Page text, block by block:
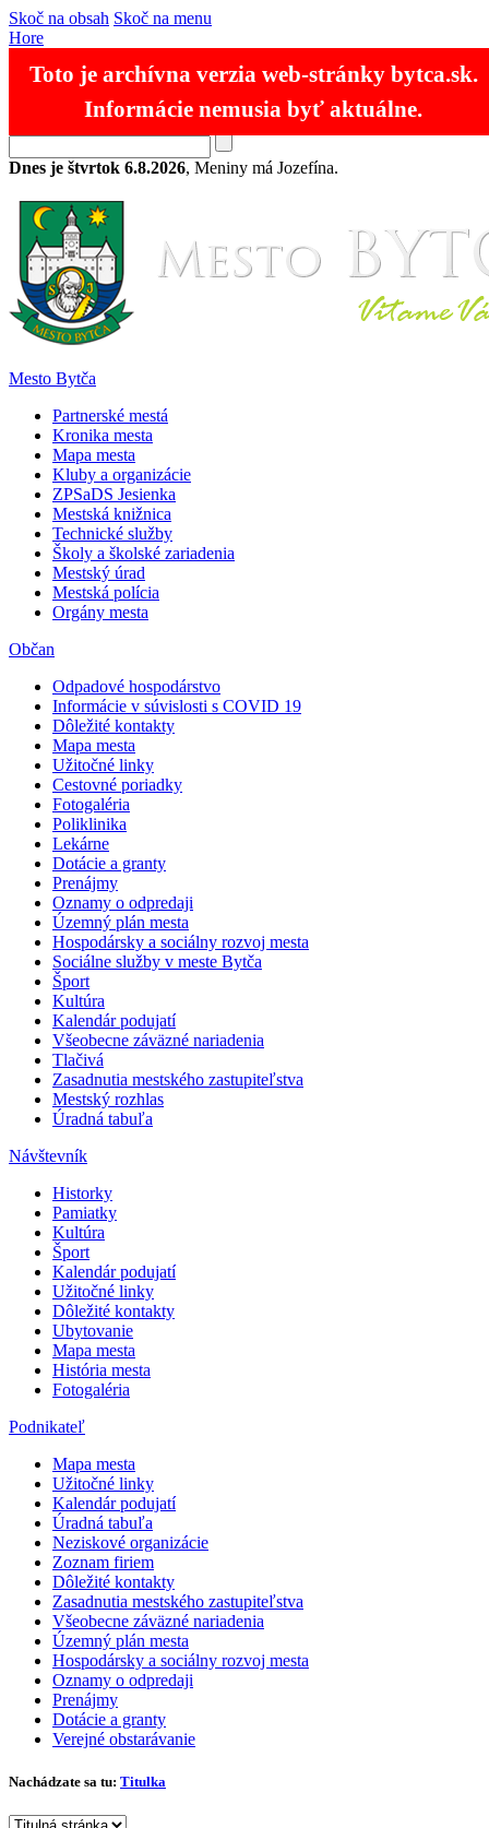
Skoč na obsah Skoč na menu
Hore
Toto je archívna verzia web-stránky bytca.sk.
Informácie nemusia byť aktuálne.
Mapa stránokKontakty SK EN
Dnes je štvrtok 6.8.2026, Meniny má Jozefína.
Mesto Bytča
Partnerské mestá
Kronika mesta
Mapa mesta
Kluby a organizácie
ZPSaDS Jesienka
Mestská knižnica
Technické služby
Školy a školské zariadenia
Mestský úrad
Mestská polícia
Orgány mesta
Občan
Odpadové hospodárstvo
Informácie v súvislosti s COVID 19
Dôležité kontakty
Mapa mesta
Užitočné linky
Cestovné poriadky
Fotogaléria
Poliklinika
Lekárne
Dotácie a granty
Prenájmy
Oznamy o odpredaji
Územný plán mesta
Hospodársky a sociálny rozvoj mesta
Sociálne služby v meste Bytča
Šport
Kultúra
Kalendár podujatí
Všeobecne záväzné nariadenia
Tlačivá
Zasadnutia mestského zastupiteľstva
Mestský rozhlas
Úradná tabuľa
Návštevník
Historky
Pamiatky
Kultúra
Šport
Kalendár podujatí
Užitočné linky
Dôležité kontakty
Ubytovanie
Mapa mesta
História mesta
Fotogaléria
Podnikateľ
Mapa mesta
Užitočné linky
Kalendár podujatí
Úradná tabuľa
Neziskové organizácie
Zoznam firiem
Dôležité kontakty
Zasadnutia mestského zastupiteľstva
Všeobecne záväzné nariadenia
Územný plán mesta
Hospodársky a sociálny rozvoj mesta
Oznamy o odpredaji
Prenájmy
Dotácie a granty
Verejné obstarávanie
Nachádzate sa tu: Titulka